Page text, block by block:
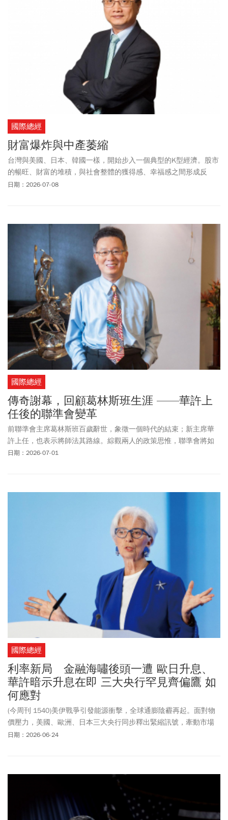
國際總經
財富爆炸與中產萎縮
台灣與美國、日本、韓國一樣，開始步入一個典型的K型經濟。股市
的暢旺、財富的堆積，與社會整體的獲得感、幸福感之間形成反
差。
日期：2026-07-08
國際總經
傳奇謝幕，回顧葛林斯班生涯 ——華許上
任後的聯準會變革
前聯準會主席葛林斯班百歲辭世，象徵一個時代的結束；新主席華
許上任，也表示將師法其路線。綜觀兩人的政策思惟，聯準會將如
何轉變?資本市場又該如何因應？
日期：2026-07-01
國際總經
利率新局 金融海嘯後頭一遭 歐日升息、
華許暗示升息在即 三大央行罕見齊偏鷹 如
何應對
(今周刊 1540)美伊戰爭引發能源衝擊，全球通膨陰霾再起。面對物
價壓力，美國、歐洲、日本三大央行同步釋出緊縮訊號，牽動市場
敏感神經。
日期：2026-06-24